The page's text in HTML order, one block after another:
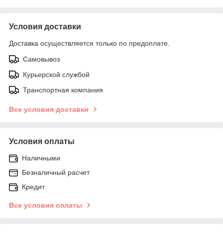
Условия доставки
Доставка осуществляется только по предоплате.
Самовывоз
Курьерской службой
Транспортная компания
Все условия доставки
Условия оплаты
Наличными
Безналичный расчет
Кредит
Все условия оплаты